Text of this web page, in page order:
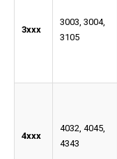
3xxx
3003, 3004,
3105
4xxx
4032, 4045,
4343